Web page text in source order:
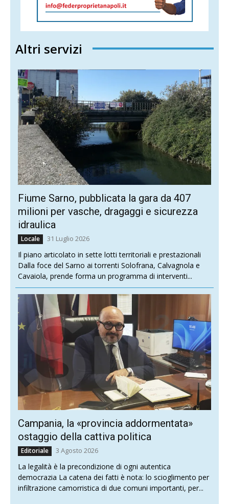
Altri servizi
Fiume Sarno, pubblicata la gara da 407
milioni per vasche, dragaggi e sicurezza
idraulica
Locale 31 Luglio 2026
Il piano articolato in sette lotti territoriali e prestazionali
Dalla foce del Sarno ai torrenti Solofrana, Calvagnola e
Cavaiola, prende forma un programma di interventi...
Campania, la «provincia addormentata»
ostaggio della cattiva politica
Editoriale 3 Agosto 2026
La legalità è la precondizione di ogni autentica
democrazia La catena dei fatti è nota: lo scioglimento per
infiltrazione camorristica di due comuni importanti, per...